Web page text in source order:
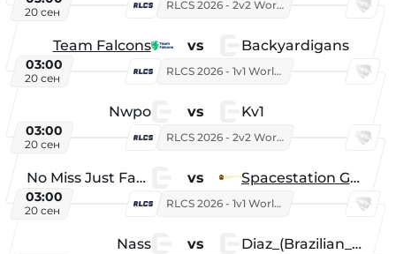
20 сен
RLCS 2026 - 2v2 World Championship
Team Falcons vs Backyardigans
03:00
20 сен
RLCS 2026 - 1v1 World Championship
Nwpo vs Kv1
03:00
20 сен
RLCS 2026 - 2v2 World Championship
No Miss Just Fake vs Spacestation Gaming
03:00
20 сен
RLCS 2026 - 1v1 World Championship
Nass vs Diaz_(Brazilian_Player)